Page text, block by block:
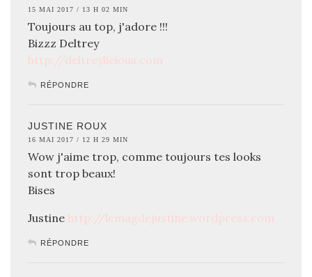
15 MAI 2017 / 13 H 02 MIN
Toujours au top, j'adore !!!
Bizzz Deltrey
http://deltreylicious.com
RÉPONDRE
JUSTINE ROUX
16 MAI 2017 / 12 H 29 MIN
Wow j'aime trop, comme toujours tes looks
sont trop beaux!
Bises
Justine http://lemagdejustine.wordpress.com
RÉPONDRE